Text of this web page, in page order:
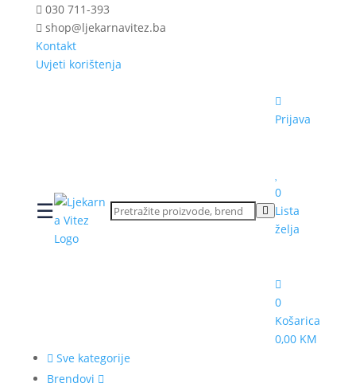
030 711-393
shop@ljekarnavitez.ba
Kontakt
Uvjeti korištenja
☰
Prijava
0
Lista
želja
0
Košarica
0,00 KM
Sve kategorije
Brendovi